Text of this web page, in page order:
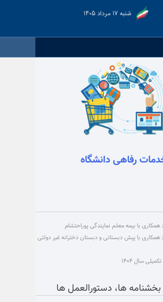
شنبه ۱۷ مرداد ۱۴۰۵
رفاهی دانشگاه
همکاری با بیمه معلم نمایندگی پوراحتشام
همکاری با پیش دبستانی و دبستان دخترانه غیر دولتی
سال ۱۴۰۴
بخشنامه ها، دستورالعمل ها